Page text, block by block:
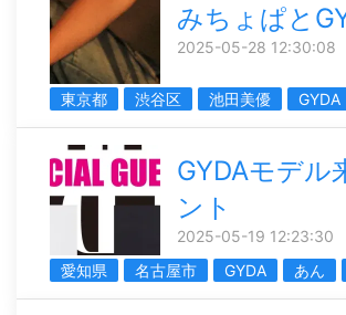
みちょぱと
2025-05-28 12:30:08
東京都 渋谷区 池田美優 GYDA
GYDAモデル
ント
2025-05-19 12:23:30
愛知県
名古屋市 GYDA あん